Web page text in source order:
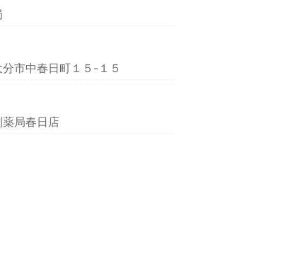
市中春日町１５-１５
局春日店